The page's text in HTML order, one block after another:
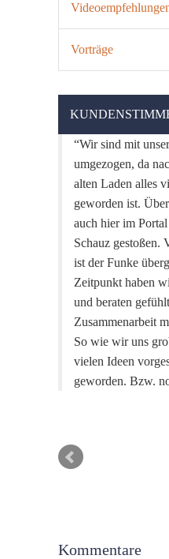
Vorträge
Wir sind mit
umgezogen, da
alten Laden alles
geworden ist.
auch hier im
Schauz gestoßen.
ist der Funke
Zeitpunkt haben
und beraten
Zusammenarbeit
So wie wir uns
vielen Ideen
geworden. Bzw.
Kommentare